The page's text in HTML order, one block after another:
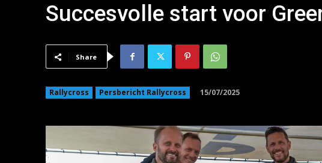
Succesvolle start voor
Share
Rallycross Persbericht Rallycross 15/07/2025